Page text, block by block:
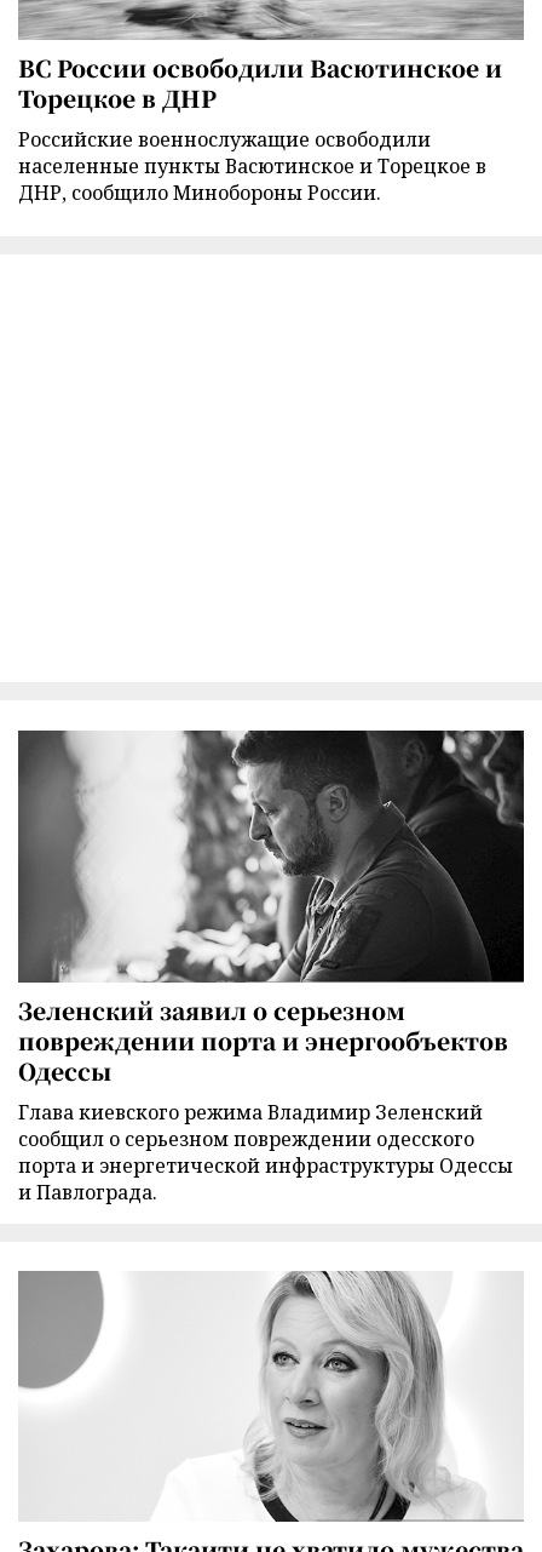
ВС России освободили Васютинское и
Торецкое в ДНР
Российские военнослужащие освободили
населенные пункты Васютинское и Торецкое в
ДНР, сообщило Минобороны России.
Зеленский заявил о серьезном
повреждении порта и энергообъектов
Одессы
Глава киевского режима Владимир Зеленский
сообщил о серьезном повреждении одесского
порта и энергетической инфраструктуры Одессы
и Павлограда.